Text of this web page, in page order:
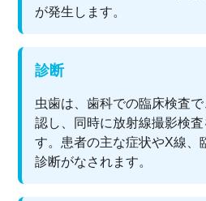
が発生します。
診断
虫歯は、歯科での臨床検査
認し、同時に放射線撮影検
す。患者の主な症状やX線、
診断がなされます。